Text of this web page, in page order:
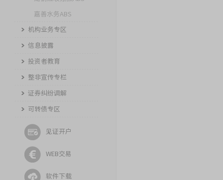
嘉善水务ABS
机构业务专区
信息披露
投资者教育
整非宣传专栏
证券纠纷调解
可转债专区
见证开户
WEB交易
软件下载